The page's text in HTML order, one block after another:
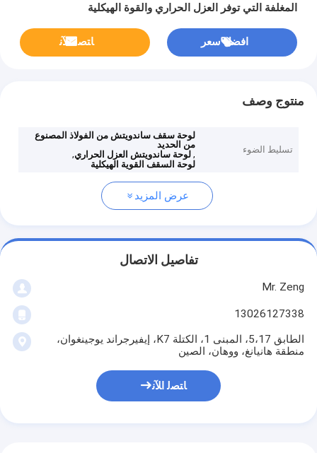
المغلفة التي توفر العزل الحراري والقوة الهيكلية
افضل سعر ﺎﺘﺼﻟ ﺍﻶﻧ
منتوج وصف
تسليط الضوء
لوحة سقف ساندويتش من الفولاذ المصنوع
من الحديد
,لوحة ساندويتش العزل الحراري,
لوحة السقف القوية الهيكلية
عرض المزيد
تفاصيل الاتصال
Mr. Zeng
13026127338
الطابق 5،17، المبنى 1، الكتلة K7، إيفيرجراند يوجينغوان،
منطقة هانيانغ، ووهان، الصين
ﺎﺘﺼﻟ ﺍﻶﻧ